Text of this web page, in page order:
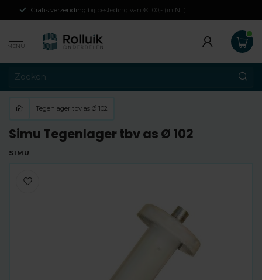
Gratis verzending bij besteding van € 100,- (in NL)
MENU
Tegenlager tbv as Ø 102
Simu Tegenlager tbv as Ø 102
SIMU